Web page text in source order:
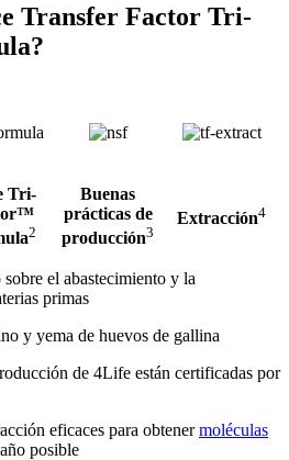
Transfer Factor Tri-
Tri-
2
Buenas
prácticas de
producción3
Extracción4
el abastecimiento y la
primas
y yema de huevos de gallina
de 4Life están certificadas por
eficaces para obtenermoléculas
posible